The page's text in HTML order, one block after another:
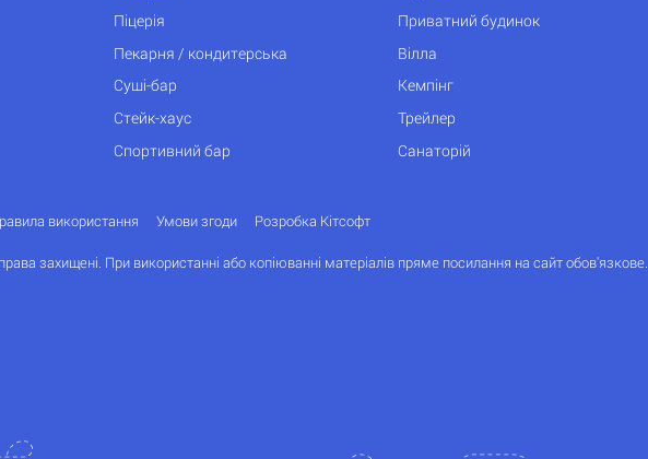
Піцерія
Пекарня / кондитерська
Суші-бар
Стейк-хаус
Спортивний бар
Приватний будинок
Вілла
Кемпінг
Трейлер
Санаторій
використання Умови згоди Розробка Кітсофт
захищені. При використанні або копіюванні матеріалів пряме посилання на сайт обов'язкове.